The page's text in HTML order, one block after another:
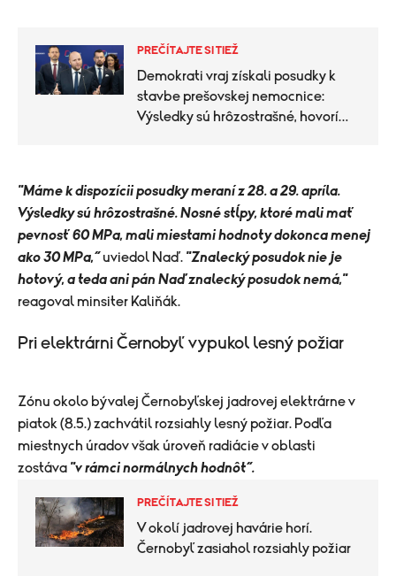
PREČÍTAJTE SI TIEŽ
Demokrati vraj získali posudky k
stavbe prešovskej nemocnice:
Výsledky sú hrôzostrašné, hovorí
"Máme k dispozícii posudky meraní z 28. a 29. apríla.
Výsledky sú hrôzostrašné. Nosné stĺpy, ktoré mali mať
pevnosť 60 MPa, mali miestami hodnoty dokonca menej
ako 30 MPa,“ uviedol Naď. "Znalecký posudok nie je
hotový, a teda ani pán Naď znalecký posudok nemá,"
reagoval minsiter Kaliňák.
​Pri elektrárni Černobyľ vypukol lesný požiar
Zónu okolo bývalej Černobyľskej jadrovej elektrárnev
piatok (8.5.) zachvátil rozsiahly lesný požiar. Podľa
miestnych úradov však úroveň radiácie v oblasti
zostáva "v rámci normálnych hodnôt“.
PREČÍTAJTE SI TIEŽ
V okolí jadrovej havárie horí.
Černobyľ zasiahol rozsiahly požiar